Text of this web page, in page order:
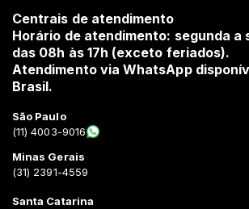
Centrais de atendimento
Horário de atendimento: segunda
das 08h às 17h (exceto feriados).
Atendimento via WhatsApp
Brasil.
São Paulo
(11) 4003-9016
Minas Gerais
(31) 2391-4559
Santa Catarina